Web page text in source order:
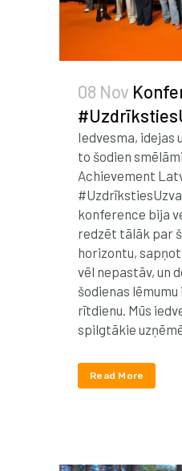
08 Nov
Iedvesma, idejas
to šodien
Achievement
konference bija
redzēt tālāk par
horizontu,
vēl nepastāv, un
šodienas
rītdienu. Mūs
spilgtākie
Read More